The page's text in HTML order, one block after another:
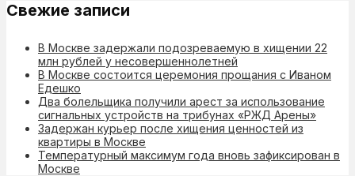
Свежие записи
В Москве задержали подозреваемую в хищении 22
млн рублей у несовершеннолетней
В Москве состоится церемония прощания с Иваном
Едешко
Два болельщика получили арест за использование
сигнальных устройств на трибунах «РЖД Арены»
Задержан курьер после хищения ценностей из
квартиры в Москве
Температурный максимум года вновь зафиксирован в
Москве